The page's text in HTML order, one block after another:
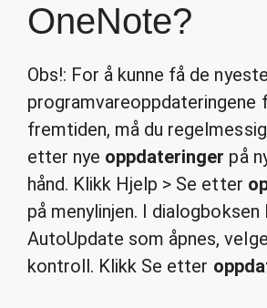
OneNote?
Obs!: For å kunne få de nyeste
programvareoppdateringene
fremtiden, må du
etter nye oppdateringer på
hånd. Klikk Hjelp > Se etter
på menylinjen. I
AutoUpdate som åpnes,
kontroll. Klikk Se etter